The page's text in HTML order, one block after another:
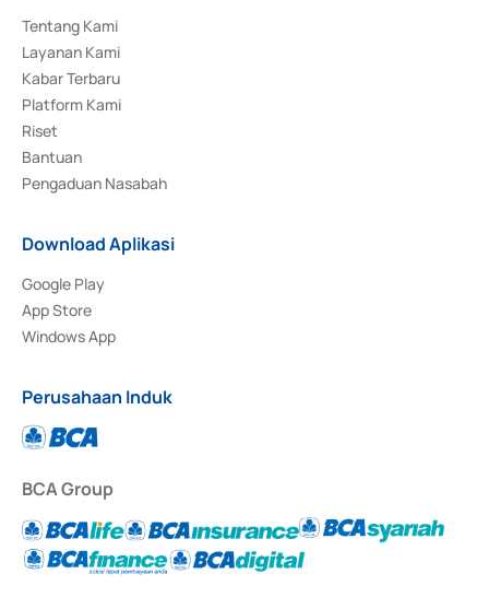
Tentang Kami
Layanan Kami
Kabar Terbaru
Platform Kami
Riset
Bantuan
Pengaduan Nasabah
Download Aplikasi
Google Play
App Store
Windows App
Perusahaan Induk
BCA Group